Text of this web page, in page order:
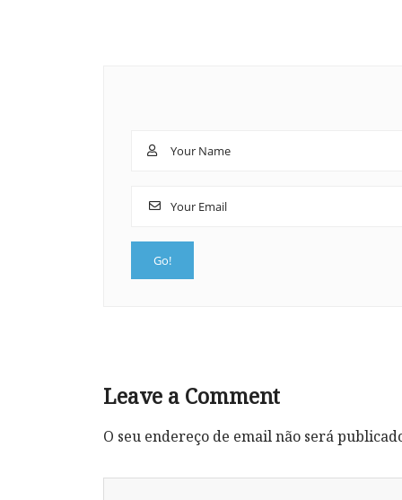
Leave a Comment
O seu endereço de email não será